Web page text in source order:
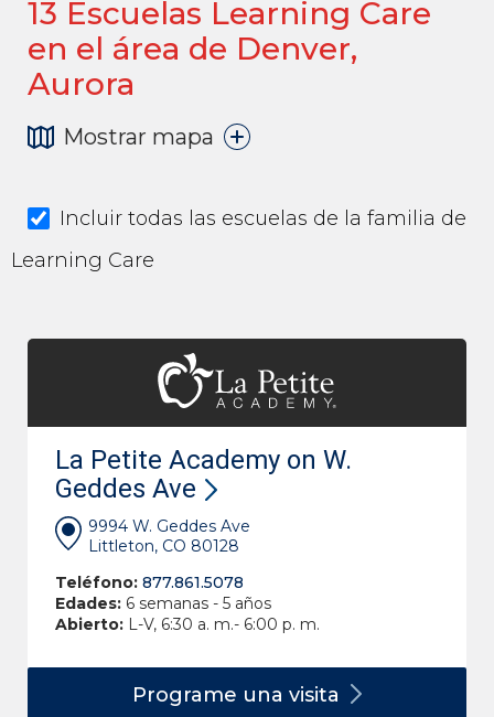
13 Escuelas Learning Care
en el área de Denver,
Aurora
Mostrar mapa
Incluir todas las escuelas de la familia de
Learning Care
La Petite Academy on W.
Geddes Ave
9994 W. Geddes Ave
Littleton, CO 80128
Teléfono: 877.861.5078
Edades: 6 semanas - 5 años
Abierto: L-V, 6:30 a. m.- 6:00 p. m.
Programe una visita